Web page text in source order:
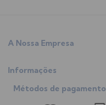
A Nossa Empresa
Programa de Fidelização
Contacte-nos
Informações
Termos e Condições
Métodos de pagamento